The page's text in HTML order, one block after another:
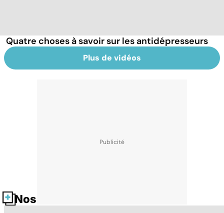
Quatre choses à savoir sur les antidépresseurs
Plus de vidéos
Nos fiches santé